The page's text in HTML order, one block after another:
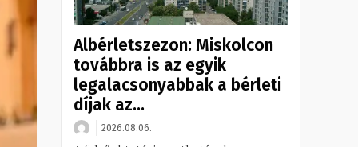
Albérletszezon: Miskolcon
továbbra is az egyik
legalacsonyabbak a bérleti
díjak az...
2026.08.06.